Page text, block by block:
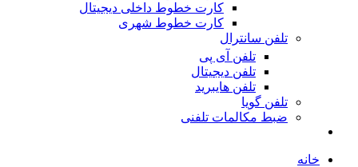
کارت خطوط داخلی دیجیتال
کارت خطوط شهری
تلفن سانترال
تلفن آی پی
تلفن دیجیتال
تلفن هایبرید
تلفن گویا
ضبط مکالمات تلفنی
خانه